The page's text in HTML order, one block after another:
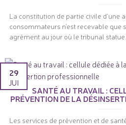
La constitution de partie civile d'une
consommateurs n'est recevable que
agrément au jour où le tribunal statue.
SANTÉ AU TRAVAIL :
PRÉVENTION DE LA
29
JUI
Les services de prévention et de